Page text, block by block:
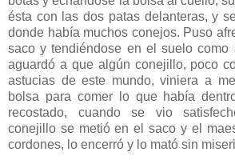
ésta con las dos patas delanteras, y
donde había muchos conejos. Puso
saco y tendiéndose en el suelo como
aguardó a que algún conejillo, poco
astucias de este mundo, viniera a
bolsa para comer lo que había
recostado, cuando se vio
conejillo se metió en el saco y el
cordones, lo encerró y lo mató sin